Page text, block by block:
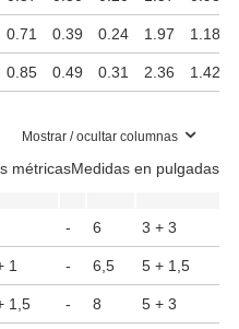
0.71 0.39 0.24 1.97 1.18
0.85 0.49 0.31 2.36 1.42
Mostrar / ocultar columnas
métricasMedidas en pulgadas
- 6 3 + 3
1 - 6,5 5 + 1,5
1,5 - 8 5 + 3